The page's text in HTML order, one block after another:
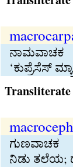
ನಾಮವಾಚಕ
‘ಕುಪ್ರೆಸೆಸ್‍
Transliterate
ಗುಣವಾಚಕ
ನಿಡು ತಲೆಯ;